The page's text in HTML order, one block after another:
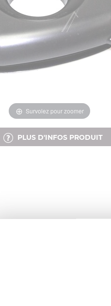
Survolez pour zoomer
PLUS D'INFOS PRODUIT